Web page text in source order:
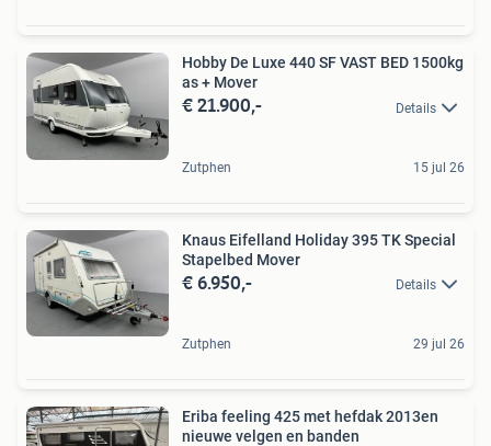
Hobby De Luxe 440 SF VAST BED 1500kg
as + Mover
€ 21.900,- Details
Zutphen 15 jul 26
Knaus Eifelland Holiday 395 TK Special
Stapelbed Mover
€ 6.950,- Details
Zutphen 29 jul 26
Eriba feeling 425 met hefdak 2013en
nieuwe velgen en banden